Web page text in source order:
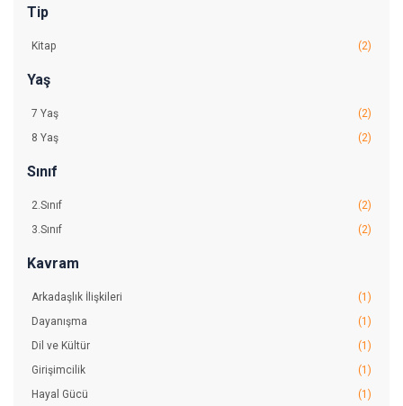
Tip
Kitap (2)
Yaş
7 Yaş
(2)
8 Yaş
(2)
Sınıf
2.Sınıf
(2)
3.Sınıf
(2)
Kavram
Arkadaşlık İlişkileri
(1)
Dayanışma
(1)
Dil ve Kültür
(1)
Girişimcilik
(1)
Hayal Gücü
(1)